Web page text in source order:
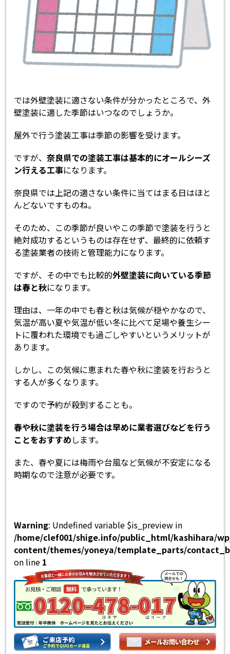
では外壁塗装に適さない条件が分かったところで、外
壁塗装に適した季節はいつなのでしょうか。
屋外で行う塗装工事は季節の影響を受けます。
ですが、奈良県での塗装工事は基本的にオールシーズ
ン行える工事になります。
奈良県では上記の適さない条件に当てはまる日はほと
んどないですものね。
そのため、この季節が良いやこの季節で塗装を行うと
絶対成功するというものは存在せず、最終的に依頼す
る塗装業者の技術と管理能力になります。
ですが、その中でも比較的外壁塗装に向いている季節
は春と秋になります。
理由は、一年の中でも春と秋は気候が穏やかなので、
気温が高い夏や気温が低い冬に比べて足場や養生シー
トに覆われた環境でも過ごしやすいというメリットが
あります。
しかし、この気候に恵まれた春や秋に塗装を行おうと
する人が多くなります。
ですので予約が殺到することも。
春や秋に塗装を行う場合は早めに業者選びなどを行う
ことをおすすめします。
また、春や夏には梅雨や台風など気候が不安定になる
時期なので注意が必要です。
Warning: Undefined variable $is_preview in
/home/clef001/shige.info/public_html/kashihara/
content/themes/yoneya/template_parts/
on line 1